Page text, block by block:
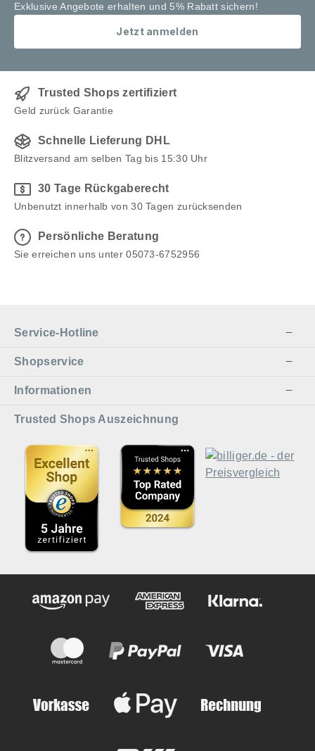
Exklusive Angebote erhalten und 5% Rabatt sichern!
Jetzt anmelden
Trusted Shops zertifiziert
Geld zurück Garantie
Schnelle Lieferung DHL
Blitzversand am selben Tag bis 15:30 Uhr
30 Tage Rückgaberecht
Unbenutzt innerhalb von 30 Tagen zurücksenden
Persönliche Beratung
Sie erreichen uns unter 05073-6752956
Service-Hotline
Shopservice
Informationen
Trusted Shops Auszeichnung